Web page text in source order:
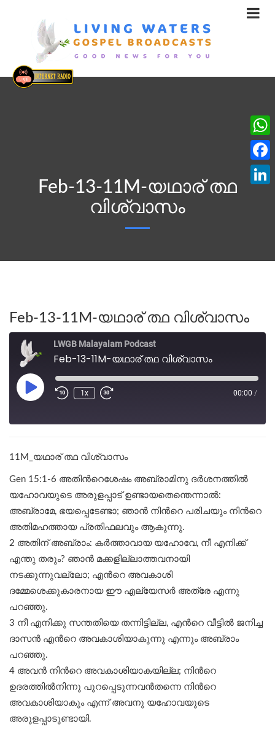
Feb-13-11M-യഥാര് ത്ഥ
വിശ്വാസം
Feb-13-11M-യഥാര് ത്ഥ വിശ്വാസം
LWGB Malayalam Podcast
Feb-13-11M-യഥാര് ത്ഥ വിശ്വാസം
1x 00:00 /
11M_യഥാര് ത്ഥ വിശ്വാസം
Gen 15:1-6 അതിന്‍റെശേഷം അബ്രാമിനു ദർശനത്തിൽ
യഹോവയുടെ അരുളപ്പാട് ഉണ്ടായതെന്തെന്നാൽ:
അബ്രാമേ, ഭയപ്പെടേണ്ടാ; ഞാൻ നിന്‍റെ പരിചയും നിന്‍റെ
അതിമഹത്തായ പ്രതിഫലവും ആകുന്നു.
2 അതിന് അബ്രാം: കർത്താവായ യഹോവേ, നീ എനിക്ക്
എന്തു തരും? ഞാൻ മക്കളില്ലാത്തവനായി
നടക്കുന്നുവല്ലോ; എന്‍റെ അവകാശി
ദമ്മേശെക്കുകാരനായ ഈ എല്യേസർ അത്രേ എന്നു
പറഞ്ഞു.
3 നീ എനിക്കു സന്തതിയെ തന്നിട്ടില്ല, എന്‍റെ വീട്ടിൽ ജനിച്ച
ദാസൻ എന്‍റെ അവകാശിയാകുന്നു എന്നും അബ്രാം
പറഞ്ഞു.
4 അവൻ നിന്‍റെ അവകാശിയാകയില്ല; നിന്‍റെ
ഉദരത്തിൽനിന്നു പുറപ്പെടുന്നവൻതന്നെ നിന്‍റെ
അവകാശിയാകും എന്ന് അവനു യഹോവയുടെ
അരുളപ്പാടുണ്ടായി.